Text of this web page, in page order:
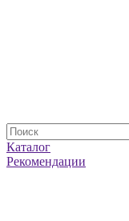
Каталог
Рекомендации